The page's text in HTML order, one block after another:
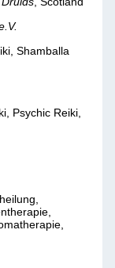
Shamballa
Psychic Reiki,